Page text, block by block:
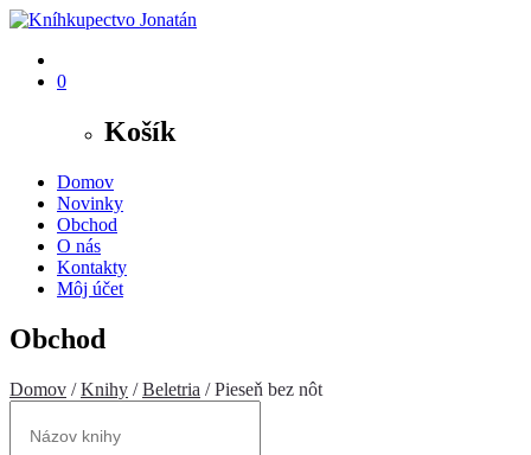
0
Košík
Domov
Novinky
Obchod
O nás
Kontakty
Môj účet
Obchod
Domov /Knihy /Beletria / Pieseň bez nôt